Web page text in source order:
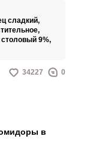
и на
и подать к
на ужин.
сладкий,
столовый 9%,
34227 0
в